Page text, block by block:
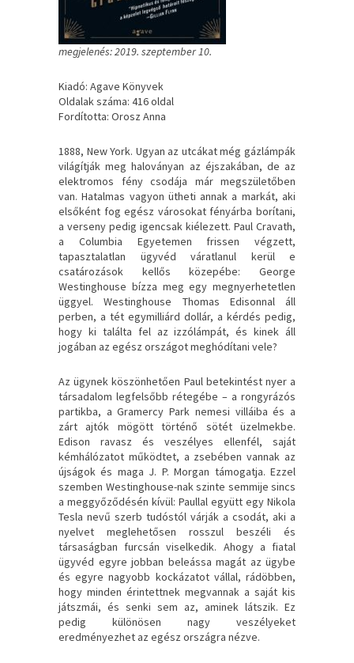
megjelenés: 2019. szeptember 10.
Kiadó: Agave Könyvek
Oldalak száma: 416 oldal
Fordította: Orosz Anna
1888, ​New York. Ugyan az utcákat még gázlámpák
világítják meg haloványan az éjszakában, de az
elektromos fény csodája már megszületőben
van. Hatalmas vagyon ütheti annak a markát, aki
elsőként fog egész városokat fényárba borítani,
a verseny pedig igencsak kiélezett. Paul Cravath,
a Columbia Egyetemen frissen végzett,
tapasztalatlan ügyvéd váratlanul kerül e
csatározások kellős közepébe: George
Westinghouse bízza meg egy megnyerhetetlen
üggyel. Westinghouse Thomas Edisonnal áll
perben, a tét egymilliárd dollár, a kérdés pedig,
hogy ki találta fel az izzólámpát, és kinek áll
jogában az egész országot meghódítani vele?
Az ügynek köszönhetően Paul betekintést nyer a
társadalom legfelsőbb rétegébe – a rongyrázós
partikba, a Gramercy Park nemesi villáiba és a
zárt ajtók mögött történő sötét üzelmekbe.
Edison ravasz és veszélyes ellenfél, saját
kémhálózatot működtet, a zsebében vannak az
újságok és maga J. P. Morgan támogatja. Ezzel
szemben Westinghouse-nak szinte semmije sincs
a meggyőződésén kívül: Paullal együtt egy Nikola
Tesla nevű szerb tudóstól várják a csodát, aki a
nyelvet meglehetősen rosszul beszéli és
társaságban furcsán viselkedik. Ahogy a fiatal
ügyvéd egyre jobban beleássa magát az ügybe
és egyre nagyobb kockázatot vállal, rádöbben,
hogy minden érintettnek megvannak a saját kis
játszmái, és senki sem az, aminek látszik. Ez
pedig különösen nagy veszélyeket
eredményezhet az egész országra nézve.